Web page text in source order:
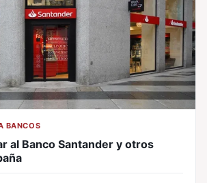
BANCOS
al Banco Santander y otros